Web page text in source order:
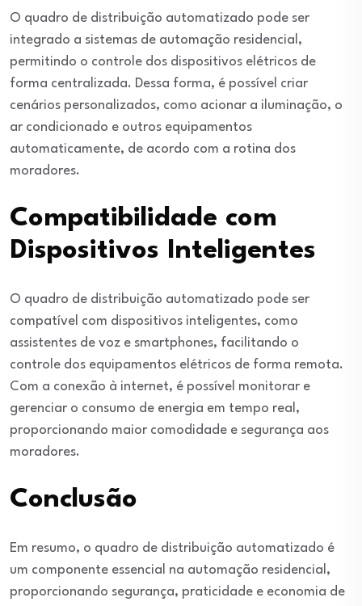
O quadro de distribuição automatizado pode ser
integrado a sistemas de automação residencial,
permitindo o controle dos dispositivos elétricos de
forma centralizada. Dessa forma, é possível criar
cenários personalizados, como acionar a iluminação, o
ar condicionado e outros equipamentos
automaticamente, de acordo com a rotina dos
moradores.
Compatibilidade com
Dispositivos Inteligentes
O quadro de distribuição automatizado pode ser
compatível com dispositivos inteligentes, como
assistentes de voz e smartphones, facilitando o
controle dos equipamentos elétricos de forma remota.
Com a conexão à internet, é possível monitorar e
gerenciar o consumo de energia em tempo real,
proporcionando maior comodidade e segurança aos
moradores.
Conclusão
Em resumo, o quadro de distribuição automatizado é
um componente essencial na automação residencial,
proporcionando segurança, praticidade e economia de